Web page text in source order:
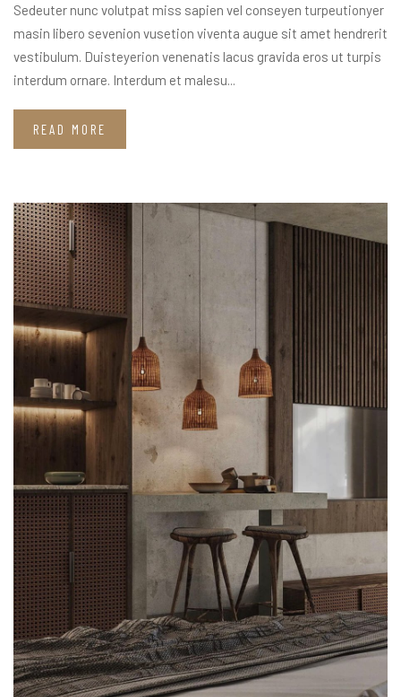
Sedeuter nunc volutpat miss sapien vel conseyen turpeutionyer
masin libero sevenion vusetion viventa augue sit amet hendrerit
vestibulum. Duisteyerion venenatis lacus gravida eros ut turpis
interdum ornare. Interdum et malesu...
READ MORE